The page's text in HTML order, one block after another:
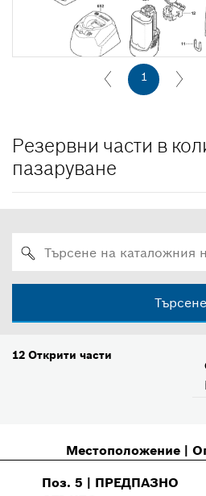
1
Резервни части в
пазаруване
Търсене
12 Открити части
Местоположение|
Поз.5 | ПРЕДПАЗНО